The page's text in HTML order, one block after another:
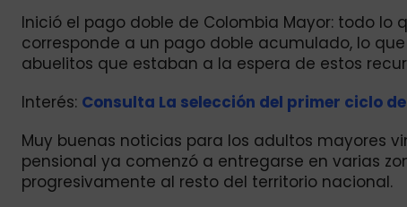
Inició el pago doble de Colombia Mayor: todo lo
corresponde a un pago doble acumulado, lo
abuelitos que estaban a la espera de estos
Interés: Consulta La selección del primer ciclo
Muy buenas noticias para los adultos mayores
pensional ya comenzó a entregarse en varias
progresivamente al resto del territorio nacional.